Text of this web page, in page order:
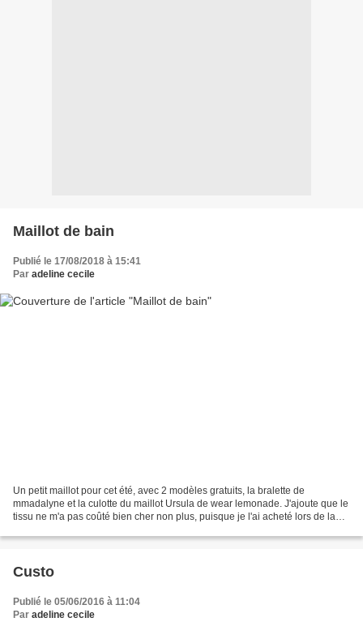
Maillot de bain
Publié le 17/08/2018 à 15:41
Par adeline cecile
Un petit maillot pour cet été, avec 2 modèles gratuits, la bralette de
mmadalyne et la culotte du maillot Ursula de wear lemonade. J'ajoute que le
tissu ne m'a pas coûté bien cher non plus, puisque je l'ai acheté lors de la
Custo
Publié le 05/06/2016 à 11:04
Par adeline cecile